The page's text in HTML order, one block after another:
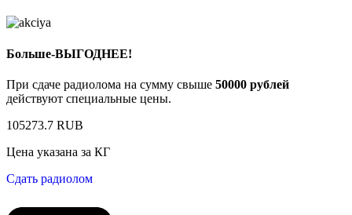
Больше-ВЫГОДНЕЕ!
При сдаче радиолома на сумму свыше 50000 рублей
действуют специальные цены.
105273.7 RUB
Цена указана за КГ
Сдать радиолом